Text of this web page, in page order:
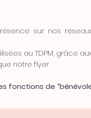
sur nos
au TDPM, grâce
notre flyer
fonctions de